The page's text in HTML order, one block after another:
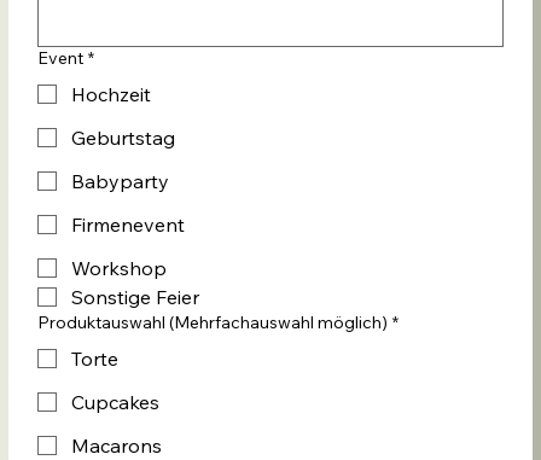
Event *
Hochzeit
Geburtstag
Babyparty
Firmenevent
Workshop
Sonstige Feier
Produktauswahl (Mehrfachauswahl möglich) *
Torte
Cupcakes
Macarons